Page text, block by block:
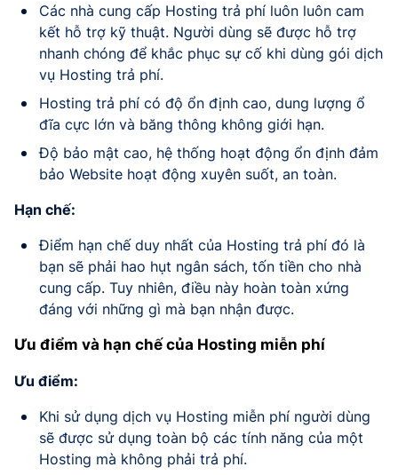
Các nhà cung cấp Hosting trả phí luôn luôn cam
kết hỗ trợ kỹ thuật. Người dùng sẽ được hỗ trợ
nhanh chóng để khắc phục sự cố khi dùng gói dịch
vụ Hosting trả phí.
Hosting trả phí có độ ổn định cao, dung lượng ổ
đĩa cực lớn và băng thông không giới hạn.
Độ bảo mật cao, hệ thống hoạt động ổn định đảm
bảo Website hoạt động xuyên suốt, an toàn.
Hạn chế:
Điểm hạn chế duy nhất của Hosting trả phí đó là
bạn sẽ phải hao hụt ngân sách, tốn tiền cho nhà
cung cấp. Tuy nhiên, điều này hoàn toàn xứng
đáng với những gì mà bạn nhận được.
Ưu điểm và hạn chế của Hosting miễn phí
Ưu điểm:
Khi sử dụng dịch vụ Hosting miễn phí người dùng
sẽ được sử dụng toàn bộ các tính năng của một
Hosting mà không phải trả phí.